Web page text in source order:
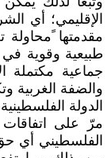
الإقليمي؛ أي
مقدمتها ًمحاولة
طبيعية وقوية
جماعية مكتملة
والضفة الغربية
الدولة الفلسطينية
مرّ على اتفاقات
الفلسطيني أي